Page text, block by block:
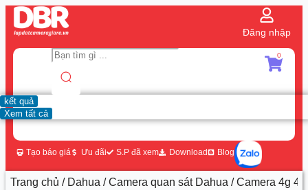
Đăng nhập
kết quả
Xem tất cả
0
Tạo báo giá Ưu đãi S.P đã xem Download Blog
Trang chủ / Dahua /Camera quan sát Dahua / Camera 4g